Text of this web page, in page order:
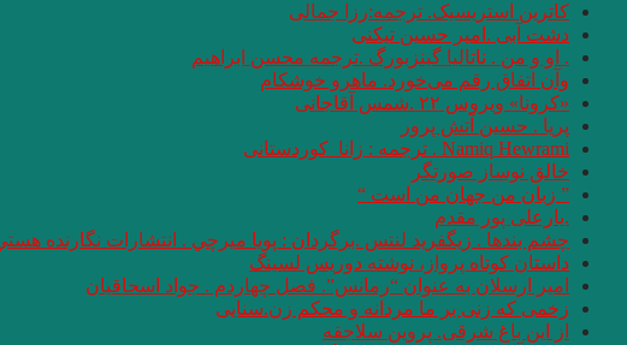
کاترین استریسیک. ترجمه:رزا جمالی
دشت آبی .امیر حسین تیکنی
. او و من . ناتالیا گینزبورگ .ترجمه محسن ابراهیم
وآن اتفاق رقم می‌خورد. ماهرو خوشکام
«کرونا» ویروس ۲۲ .شمس آقاجانی
پریا . حسین آتش پرور
Namiq Hewrami . ترجمه : زانا_کوردستانی
خالق نوساز صورتگر
” زبان من جهان من است “
.یارعلی پور مقدم
چشم بندها . زیگفرید لنتس .برگردان : پويا ميرچي . انتشارات نگارنده
داستان کوتاه پرواز، نوشته دوریس لسینگ
امیر ارسلان به عنوان “رمانس”. فصل چهاردم . جواد اسحاقیان
زخمی که زنی بر ما مردانه و محکم زن.سنایی
از این باغ شرقی. پروین سلاجقه